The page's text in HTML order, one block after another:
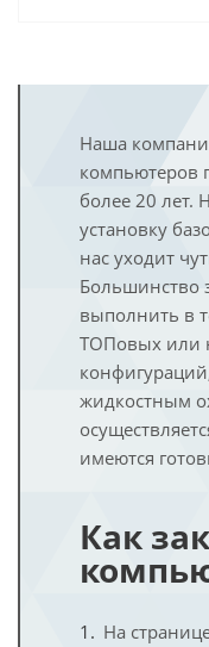
Наша
компьютеров
более 20 лет.
установку
нас уходит
Большинство
выполнить в
ТОПовых или
жидкостным
имеются
Как
На